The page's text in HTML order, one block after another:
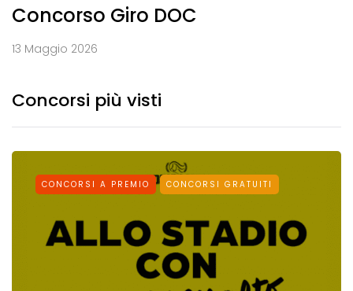
Concorso Giro DOC
13 Maggio 2026
Concorsi più visti
CONCORSI A PREMIO CONCORSI GRATUITI